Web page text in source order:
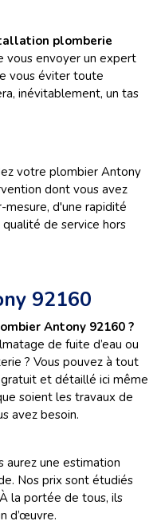
plomberie
vous envoyer un expert
vous éviter toute
inévitablement, un tas
votre plombier Antony
dont vous avez
mesure, d'une rapidité
de service hors
92160
Antony 92160 ?
de fuite d’eau ou
? Vous pouvez à tout
et détaillé ici même
soient les travaux de
avez besoin.
aurez une estimation
Nos prix sont étudiés
la portée de tous, ils
d’œuvre.